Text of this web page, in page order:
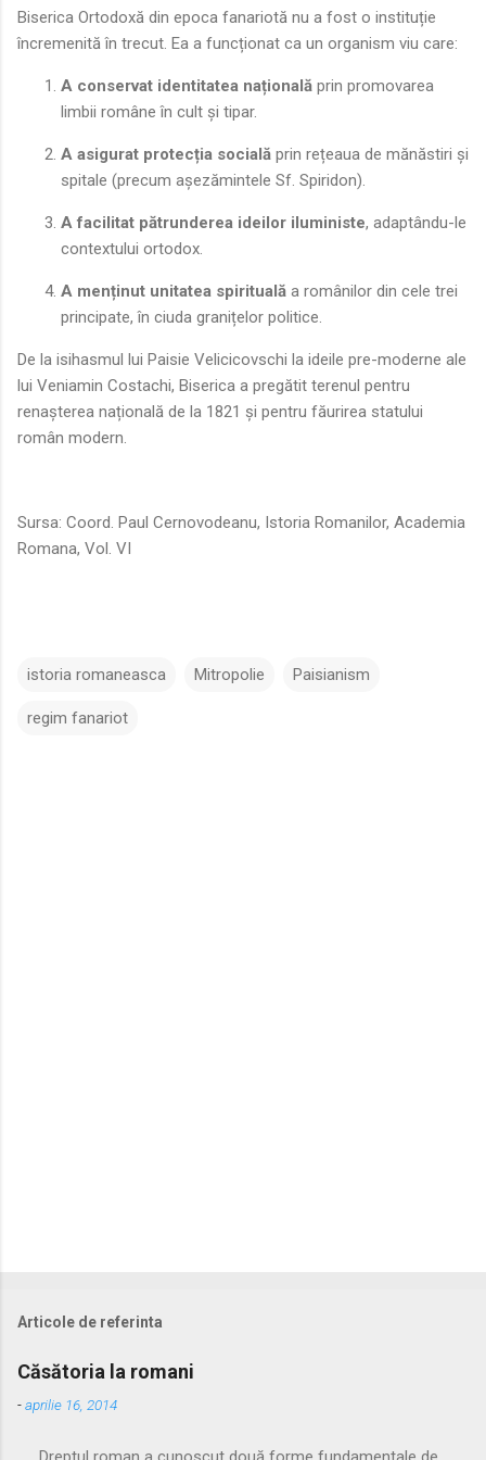
Biserica Ortodoxă din epoca fanariotă nu a fost o instituție
încremenită în trecut. Ea a funcționat ca un organism viu care:
A conservat identitatea națională prin promovarea
limbii române în cult și tipar.
A asigurat protecția socială prin rețeaua de mănăstiri și
spitale (precum așezămintele Sf. Spiridon).
A facilitat pătrunderea ideilor iluministe, adaptându-le
contextului ortodox.
A menținut unitatea spirituală a românilor din cele trei
principate, în ciuda granițelor politice.
De la isihasmul lui Paisie Velicicovschi la ideile pre-moderne ale
lui Veniamin Costachi, Biserica a pregătit terenul pentru
renașterea națională de la 1821 și pentru făurirea statului
român modern.
Sursa: Coord. Paul Cernovodeanu, Istoria Romanilor, Academia
Romana, Vol. VI
istoria romaneasca Mitropolie Paisianism
regim fanariot
Articole de referinta
Căsătoria la romani
-aprilie 16, 2014